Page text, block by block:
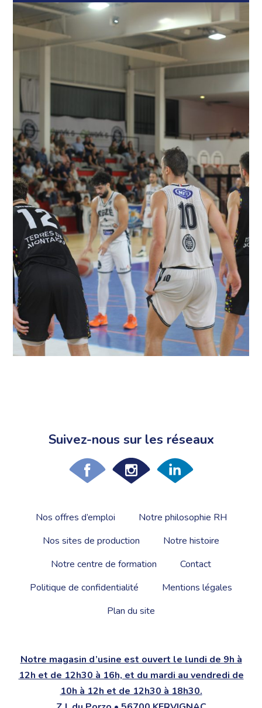
Suivez-nous sur les réseaux
Nos offres d’emploi
Notre philosophie RH
Nos sites de production
Notre histoire
Notre centre de formation
Contact
Politique de confidentialité
Mentions légales
Plan du site
Notre magasin d’usine est ouvert le lundi de 9h à
12h et de 12h30 à 16h, et du mardi au vendredi de
10h à 12h et de 12h30 à 18h30.